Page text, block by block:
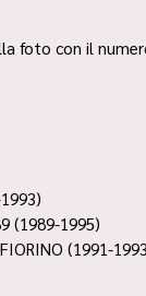
foto con il
(1989-1995)
(1991-